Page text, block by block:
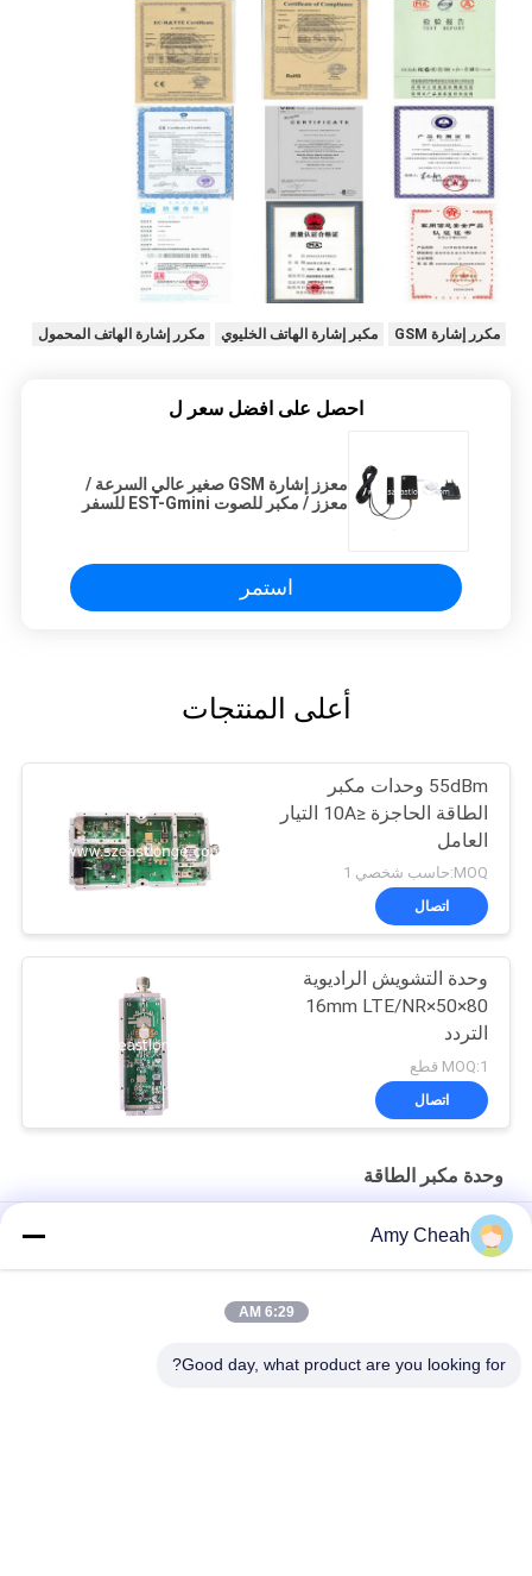
مكرر إشارة GSM مكبر إشارة الهاتف الخليوي مكرر إشارة الهاتف المحمول
احصل على افضل سعر ل
معزز إشارة GSM صغير عالي السرعة /
معزز / مكبر للصوت EST-Gmini للسفر
استمر
أعلى المنتجات
55dBm وحدات مكبر
الطاقة الحاجزة ≤10A التيار
العامل
MOQ:حاسب شخصي 1
اتصال
وحدة التشويش الراديوية
80×50×16mm LTE/NR
التردد
MOQ:1 قطع
اتصال
وحدة مكبر الطاقة
مكرر إشارة الهاتف الخليوي التلقائي / الداعم / مكبر للصوت للسفر
مكرر إشارة الهاتف الخليوي الصغير المحمول 3G
Amy Cheah
6:29 AM
Good day, what product are you looking for?